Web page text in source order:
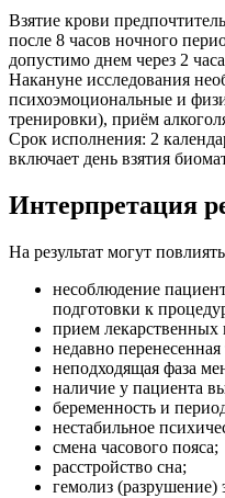
Взятие крови
после 8 часов ночного
допустимо днем через 2
Накануне исследования
психоэмоциональные и
тренировки), приём
Срок исполнения: 2
включает день взятия
Интерпретация
На результат могут
несоблюдение
подготовки к
прием лекарственных
недавно
неподходящая фаза
наличие у пациента
беременность и
нестабильное
смена часового пояса;
расстройство сна;
гемолиз (разрушение)